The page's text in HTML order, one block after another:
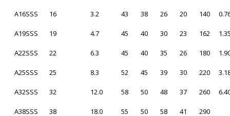
A16SSS 16 3.2 43 38 26 20 140
A19SSS 19 4.7 45 40 30 23 162
A22SSS 22 6.3 45 40 35 26 180
A25SSS 25 8.3 52 45 39 30 220
A32SSS 32 12.0 58 50 48 37 260
A38SSS 38 18.0 55 50 58 41 290